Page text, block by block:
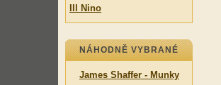
Ill Nino
NÁHODNĚ VYBRANÉ
James Shaffer - Munky